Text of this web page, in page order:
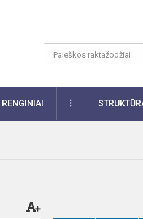
RENGINIAI DAUGIAU